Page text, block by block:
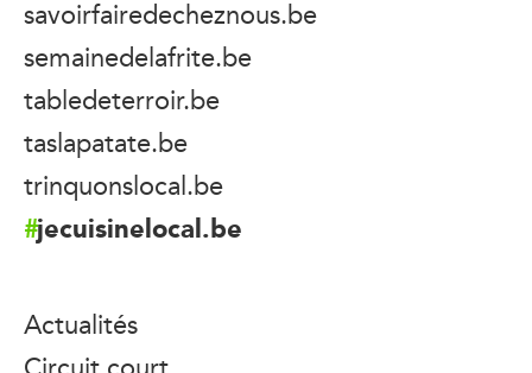
savoirfairedecheznous.be
semainedelafrite.be
tabledeterroir.be
taslapatate.be
trinquonslocal.be
jecuisinelocal.be
Actualités